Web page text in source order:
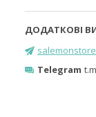
Telegram